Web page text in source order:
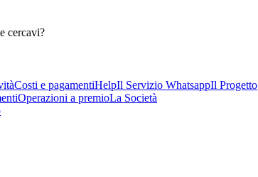
cercavi?
Costi e pagamentiHelpIl Servizio WhatsappIl Progetto
Operazioni a premioLa Società